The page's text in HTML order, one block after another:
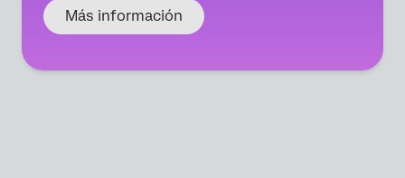
Más información